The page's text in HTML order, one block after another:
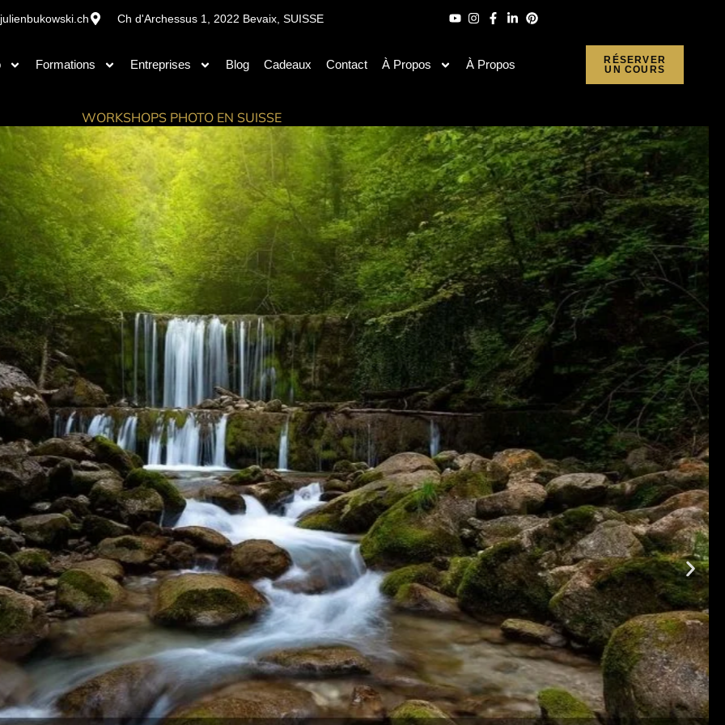
Ch d'Archessus 1, 2022 Bevaix, SUISSE
Formations Entreprises Blog Cadeaux Contact À Propos À Propos
RÉSERVER
UN COURS
WORKSHOPS PHOTO EN SUISSE